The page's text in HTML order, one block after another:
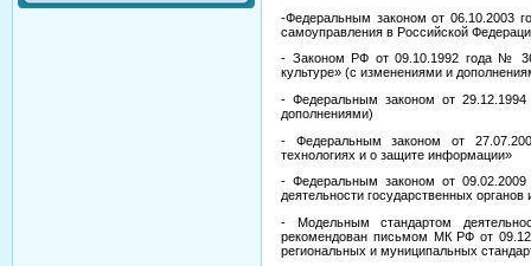
-Федеральным законом от 06.10.2003
самоуправления в Российской
- Законом РФ от 09.10.1992 года №
культуре» (с изменениями и
- Федеральным законом от
дополнениями)
- Федеральным законом от
технологиях и о защите информации»
- Федеральным законом от
деятельности государственных
- Модельным стандартом
рекомендован письмом МК РФ от
региональных и муниципальных